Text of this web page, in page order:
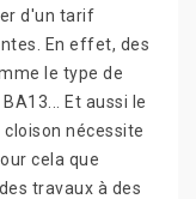
d'un tarif
En effet, des
le type de
Et aussi le
nécessite
cela que
travaux à des